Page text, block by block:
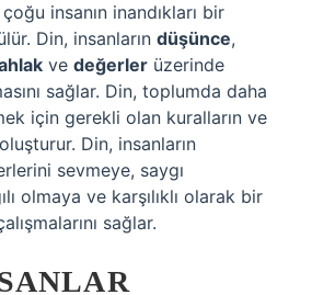
insanın inandıkları bir
Din, insanların düşünce,
ve değerler üzerinde
sağlar. Din, toplumda daha
için gerekli olan kuralların ve
Din, insanların
sevmeye, saygı
olmaya ve karşılıklı olarak bir
sağlar.